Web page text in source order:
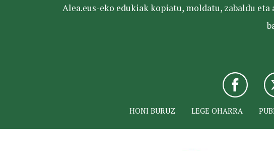
Alea.eus-eko edukiak kopiatu, moldatu, zabaldu
HONI BURUZ LEGE OHARRA